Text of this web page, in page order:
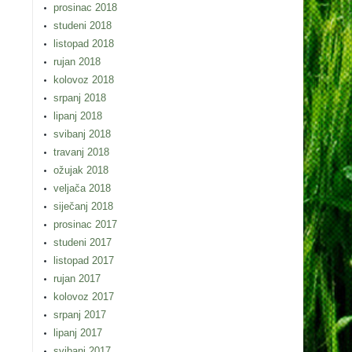
prosinac 2018
studeni 2018
listopad 2018
rujan 2018
kolovoz 2018
srpanj 2018
lipanj 2018
svibanj 2018
travanj 2018
ožujak 2018
veljača 2018
siječanj 2018
prosinac 2017
studeni 2017
listopad 2017
rujan 2017
kolovoz 2017
srpanj 2017
lipanj 2017